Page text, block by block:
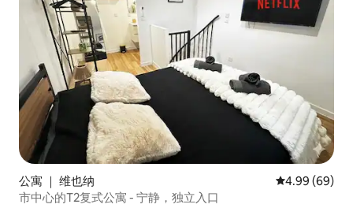
公寓 ｜ 维也纳 平均评分 4.99
4.99 (69)
市中心的T2复式公寓 - 宁静，独立入口